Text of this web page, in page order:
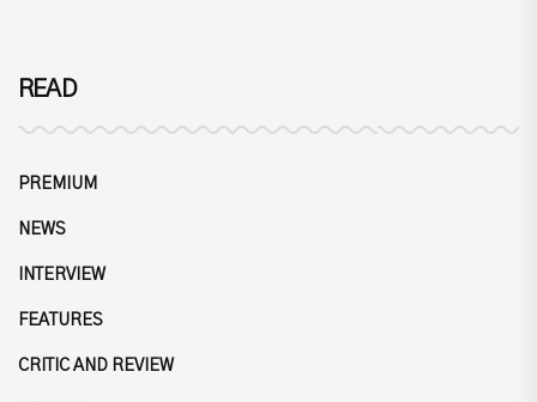
READ
PREMIUM
NEWS
INTERVIEW
FEATURES
CRITIC AND REVIEW